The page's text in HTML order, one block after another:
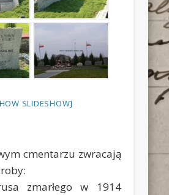
SLIDESHOW]
cmentarzu zwracają
zmarłego w 1914